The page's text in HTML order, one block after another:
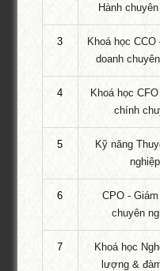
Khóa học kỹ năng giao
Khóa học quản lý con
Khóa Học Chăm sóc
quyết khiếu nại TPHCM
khách hàng đối với doanh
hưởng đến mọi …
Hành
3
Khoá học
doanh
4
Khoá học
chính
5
Kỹ năng
6
CPO -
chuyên
7
Khoá học
lượng &